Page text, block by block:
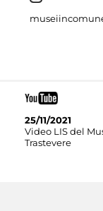
25/11/2021
Video LIS del
Trastevere